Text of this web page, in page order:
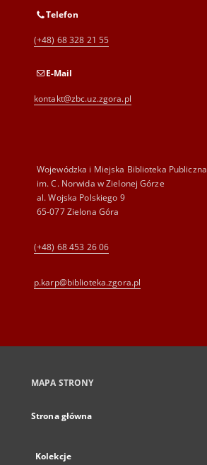
Telefon
(+48) 68 328 21 55
E-Mail
kontakt@zbc.uz.zgora.pl
Wojewódzka i Miejska Biblioteka Publiczna
im. C. Norwida w Zielonej Górze
al. Wojska Polskiego 9
65-077 Zielona Góra
(+48) 68 453 26 06
p.karp@biblioteka.zgora.pl
MAPA STRONY
Strona główna
Kolekcje